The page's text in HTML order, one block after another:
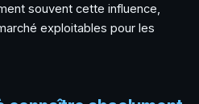
souvent cette influence,
exploitables pour les